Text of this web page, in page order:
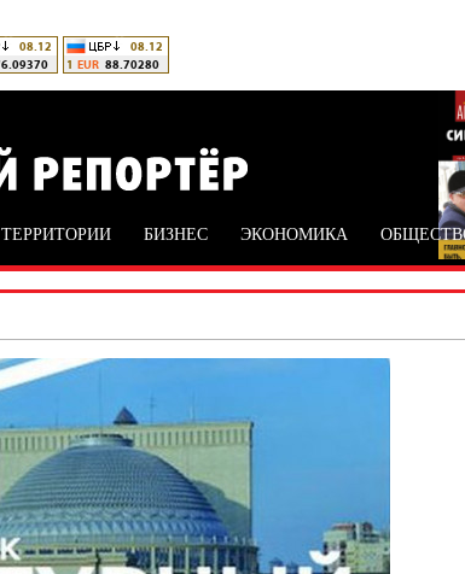
ТЕРРИТОРИИ БИЗНЕС ЭКОНОМИКА